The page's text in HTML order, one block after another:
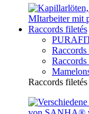
Raccords filetés
Raccords filetés